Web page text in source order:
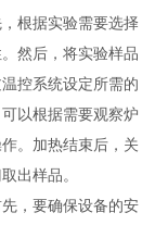
根据实验需要选择
然后，将实验样品
控系统设定所需的
以根据需要观察炉
。加热结束后，关
出样品。
，要确保设备的安